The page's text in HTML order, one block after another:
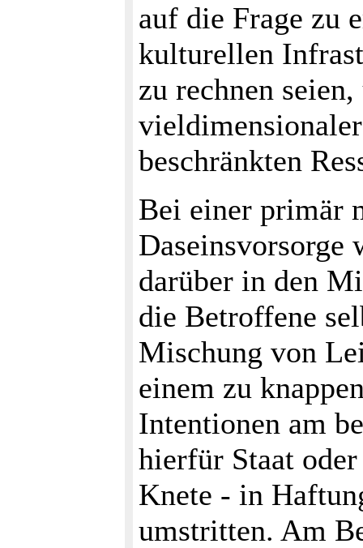
auf die Frage zu
kulturellen
zu rechnen
beschränkten
Bei einer primär
darüber in den
die Betroffene
Mischung von
einem zu
Intentionen am
hierfür Staat
Knete - in
umstritten. Am